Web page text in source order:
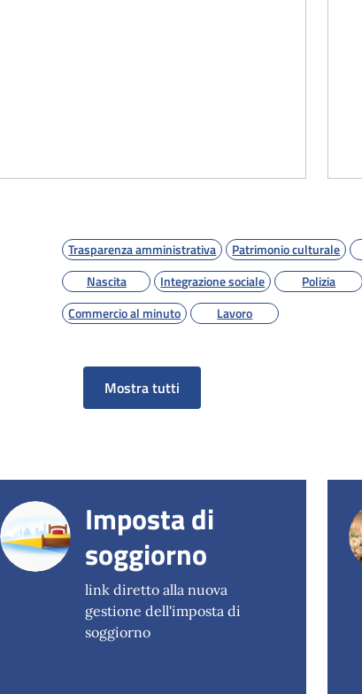
Trasparenza amministrativa Patrimonio culturale
Nascita
Integrazione sociale
Polizia
Commercio al minuto
Lavoro
Mostra tutti
Imposta di
soggiorno
link diretto alla nuova
gestione dell'imposta di
soggiorno